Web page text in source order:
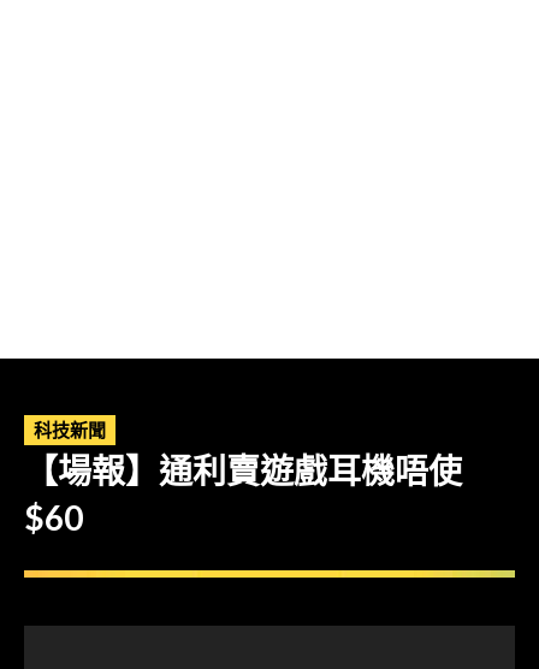
科技新聞
【場報】通利賣遊戲耳機唔使
$60